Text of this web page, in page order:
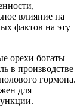
влияние на
фактов на эту
орехи богаты
в производстве
гормона.
для